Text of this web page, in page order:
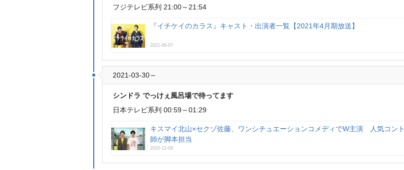
フジテレビ系列 21:00～21:54
『イチケイのカラス』キャスト・出演者一覧【2021年4月期放送】
2021-06-07
2021-03-30～
シンドラ でっけぇ風呂場で待ってます
日本テレビ系列 00:59～01:29
キスマイ北山×セクゾ佐藤、ワンシチュエーションコメディでW主演 人気コント
師が脚本担当
2020-12-09